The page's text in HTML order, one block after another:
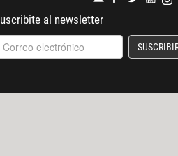
al newsletter